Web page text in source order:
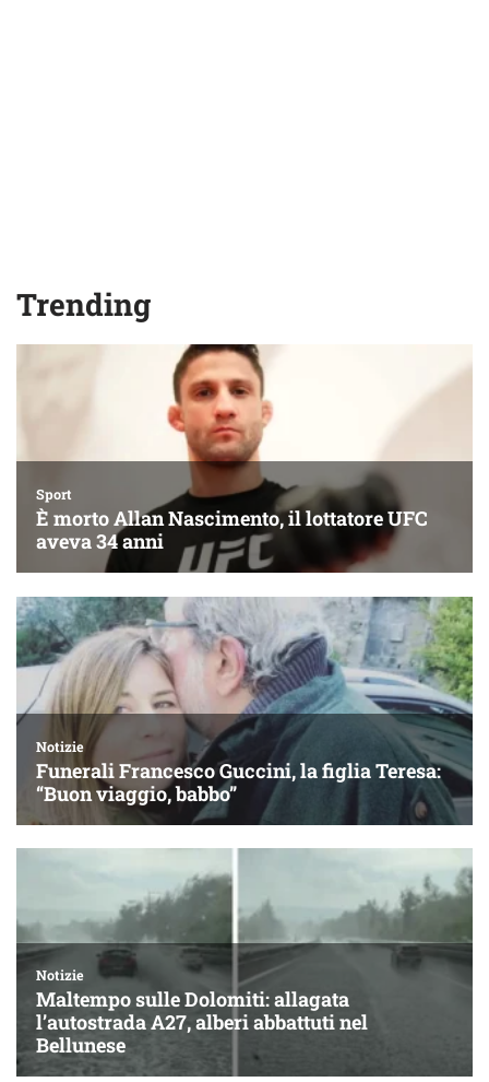
Trending